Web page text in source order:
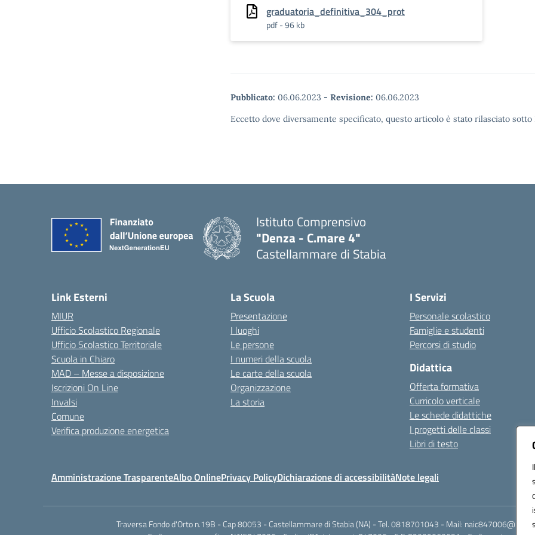
graduatoria_definitiva_304_prot
pdf - 96 kb
Pubblicato: 06.06.2023 - Revisione: 06.06.2023
Eccetto dove diversamente specificato, questo articolo è stato rilasciato
Istituto Comprensivo
"Denza - C.mare 4"
Castellammare di Stabia
Link Esterni
MIUR
Ufficio Scolastico Regionale
Ufficio Scolastico Territoriale
Scuola in Chiaro
MAD – Messe a disposizione
Iscrizioni On Line
Invalsi
Comune
Verifica produzione energetica
La Scuola
Presentazione
I luoghi
Le persone
I numeri della scuola
Le carte della scuola
Organizzazione
La storia
I Servizi
Personale scolastico
Famiglie e studenti
Percorsi di studio
Didattica
Offerta formativa
Curricolo verticale
Le schede didattiche
I progetti delle classi
Libri di testo
Amministrazione TrasparenteAlbo OnlinePrivacy PolicyDichiarazione di accessibilitàNote legali
Traversa Fondo d'Orto n.19B - Cap 80053 - Castellammare di Stabia (NA) - Tel. 0818701043 - Mail: